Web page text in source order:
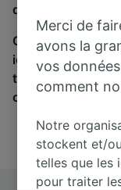
de trajets et les
Qu’importe
ici. Nous
train et de bus.
cette page.
Merci de
avons la
vos
comment
Notre
stockent et/
telles que les
pour traiter